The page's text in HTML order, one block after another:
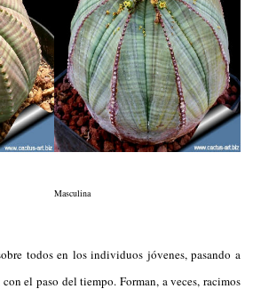
Masculina
todos en los individuos jóvenes, pasando a
el paso del tiempo. Forman, a veces, racimos